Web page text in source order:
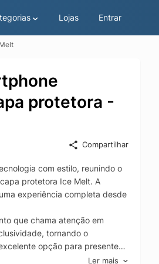
Lojas Entrar
protetora -
Compartilhar
com estilo, reunindo o
protetora Ice Melt. A
experiência completa desde
que chama atenção em
tornando o
opção para presentear
Ler mais